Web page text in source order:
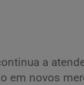
a
em novos